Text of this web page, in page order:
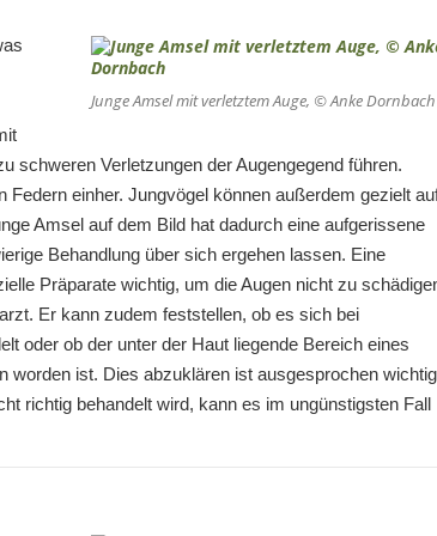
Junge Amsel mit verletztem Auge, © Anke Dornbach
schweren Verletzungen der Augengegend führen.
einher. Jungvögel können außerdem gezielt
Amsel auf dem Bild hat dadurch eine aufgerissene
Behandlung über sich ergehen lassen. Eine
Präparate wichtig, um die Augen nicht zu
Er kann zudem feststellen, ob es sich bei
oder ob der unter der Haut liegende Bereich eines
worden ist. Dies abzuklären ist ausgesprochen
richtig behandelt wird, kann es im ungünstigsten Fall